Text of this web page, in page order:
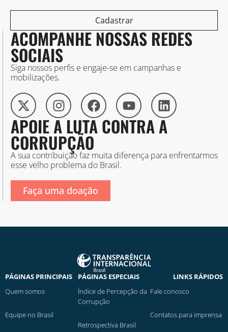
Cadastrar
ACOMPANHE NOSSAS REDES
SOCIAIS
Siga nossos perfis e engaje-se em campanhas e
mobilizações.
APOIE A LUTA CONTRA A
CORRUPÇÃO
A sua contribuição faz muita diferença para enfrentarmos
esse velho problema do Brasil.
Faça uma doação
PÁGINAS PRINCIPAIS
Quem somos
Equipe no Brasil
PÁGINAS ESPECIAIS
Índice de Percepção da
Corrupção
Retrospectiva Brasil
LINKS RÁPIDOS
Fale conosco
Contatos para imprensa